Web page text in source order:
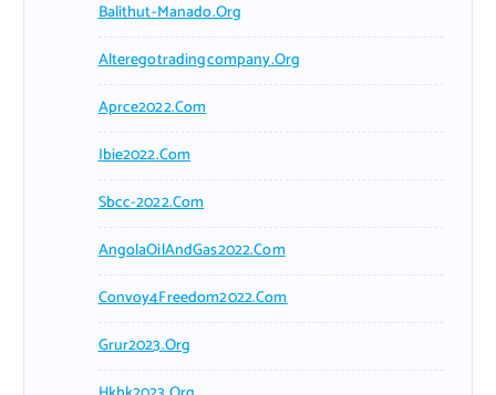
Balithut-Manado.org
Alteregotradingcompany.org
Aprce2022.com
Ibie2022.com
Sbcc-2022.com
AngolaOilAndGas2022.com
Convoy4Freedom2022.com
Grur2023.org